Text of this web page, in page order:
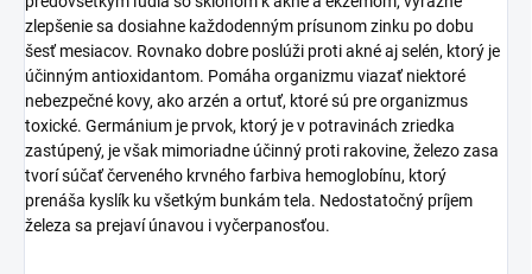
zlepšenie sa dosiahne každodenným prísunom zinku po dobu
šesť mesiacov. Rovnako dobre poslúži proti akné aj selén, ktorý je
účinným antioxidantom. Pomáha organizmu viazať niektoré
nebezpečné kovy, ako arzén a ortuť, ktoré sú pre organizmus
toxické. Germánium je prvok, ktorý je v potravinách zriedka
zastúpený, je však mimoriadne účinný proti rakovine, železo zasa
tvorí súčať červeného krvného farbiva hemoglobínu, ktorý
prenáša kyslík ku všetkým bunkám tela. Nedostatočný príjem
železa sa prejaví únavou i vyčerpanosťou.